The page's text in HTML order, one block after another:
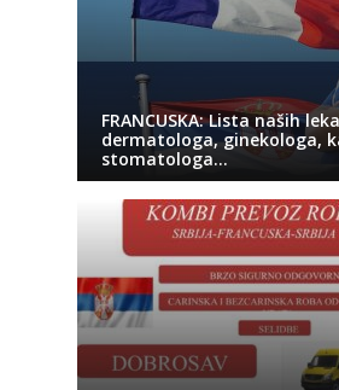
FRANCUSKA: Lista naših
dermatologa, ginekologa,
stomatologa…